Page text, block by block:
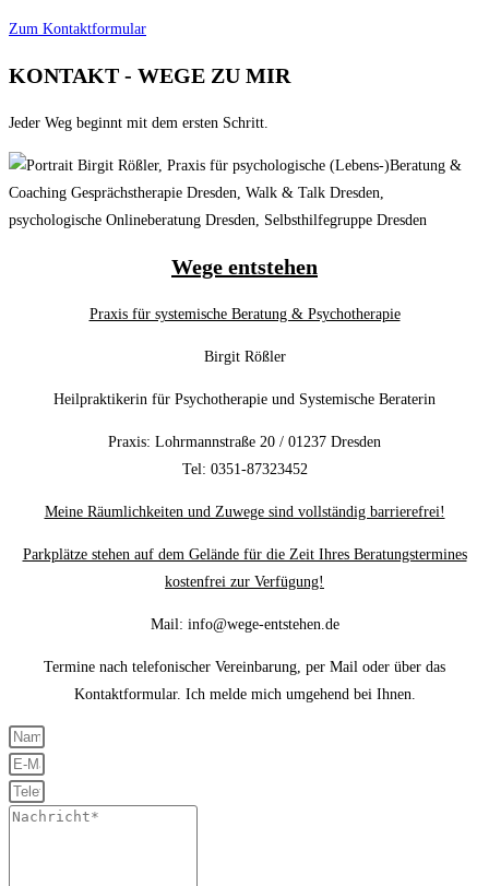
Zum Kontaktformular
KONTAKT - WEGE ZU MIR
Jeder Weg beginnt mit dem ersten Schritt.
Wege entstehen
Praxis für systemische Beratung & Psychotherapie
Birgit Rößler
Heilpraktikerin für Psychotherapie und Systemische Beraterin
Praxis: Lohrmannstraße 20 / 01237 Dresden
Tel: 0351-87323452
Meine Räumlichkeiten und Zuwege sind vollständig barrierefrei!
Parkplätze stehen auf dem Gelände für die Zeit Ihres Beratungstermines
kostenfrei zur Verfügung!
Mail: info@wege-entstehen.de
Termine nach telefonischer Vereinbarung, per Mail oder über das
Kontaktformular. Ich melde mich umgehend bei Ihnen.